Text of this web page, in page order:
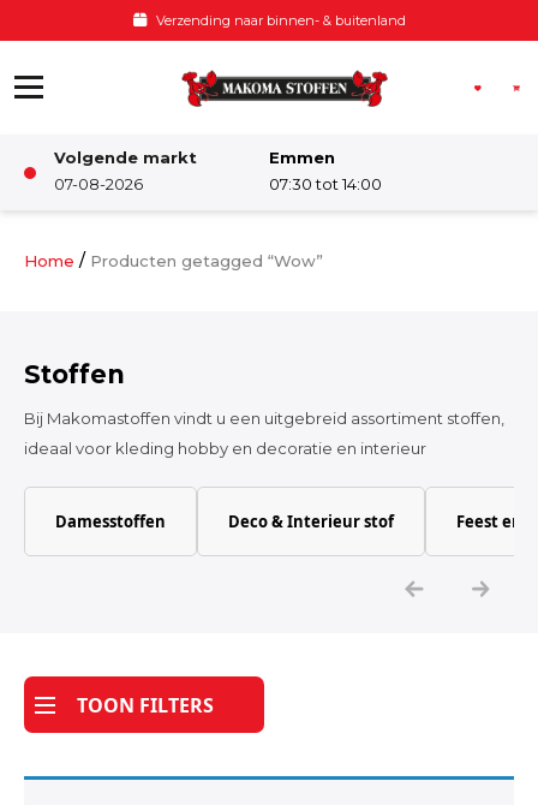
Verzending naar binnen- & buitenland
Volgende markt
07-08-2026
Emmen
07:30 tot 14:00
Damesstoffen
Katoen
Tijdpakker stof
Home / Producten getagged “Wow”
Stoffen
Bij Makomastoffen vindt u een uitgebreid assortiment stoffen,
ideaal voor kleding hobby en decoratie en interieur
Damesstoffen Deco & Interieur stof Feest en
TOON FILTERS